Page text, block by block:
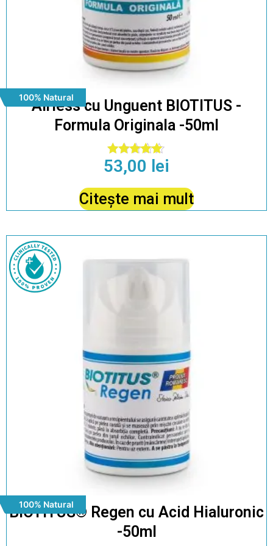
100% Natural
Airless cu Unguent BIOTITUS -
Formula Originala -50ml
Evaluat la
5.00
53,00 lei
Citește mai mult
100% Natural
BIOTITUS® Regen cu Acid Hialuronic
-50ml